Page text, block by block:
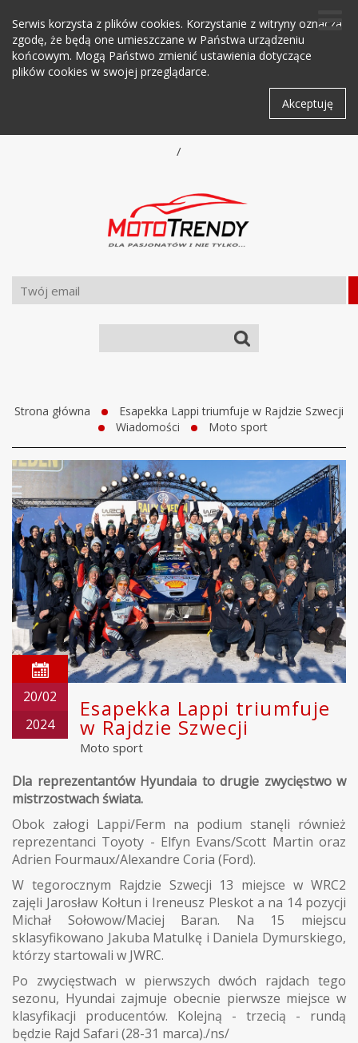
Serwis korzysta z plików cookies. Korzystanie z witryny oznacza
zgodę, że będą one umieszczane w Państwa urządzeniu
końcowym. Mogą Państwo zmienić ustawienia dotyczące
plików cookies w swojej przeglądarce.
Akceptuję
/
Strona główna
Esapekka Lappi triumfuje w Rajdzie Szwecji
Wiadomości
Moto sport
20/02
2024
Esapekka Lappi triumfuje
w Rajdzie Szwecji
Moto sport
Dla reprezentantów Hyundaia to drugie zwycięstwo w
mistrzostwach świata.
Obok załogi Lappi/Ferm na podium stanęli również
reprezentanci Toyoty - Elfyn Evans/Scott Martin oraz
Adrien Fourmaux/Alexandre Coria (Ford).
W tegorocznym Rajdzie Szwecji 13 miejsce w WRC2
zajęli Jarosław Kołtun i Ireneusz Pleskot a na 14 pozycji
Michał Sołowow/Maciej Baran. Na 15 miejscu
sklasyfikowano Jakuba Matulkę i Daniela Dymurskiego,
którzy startowali w JWRC.
Po zwycięstwach w pierwszych dwóch rajdach tego
sezonu, Hyundai zajmuje obecnie pierwsze miejsce w
klasyfikacji producentów. Kolejną - trzecią - rundą
będzie Rajd Safari (28-31 marca)./ns/